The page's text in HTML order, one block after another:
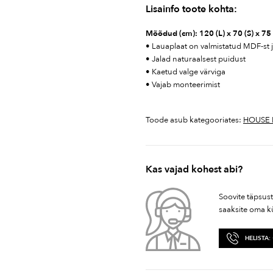
Lisainfo toote kohta:
Mõõdud (cm): 120 (L) x 70 (S) x 75
• Lauaplaat on valmistatud MDF-
• Jalad naturaalsest puidust
• Kaetud valge värviga
• Vajab monteerimist
Toode asub kategooriates:
Kas vajad kohest abi?
Soovite
saaksite oma